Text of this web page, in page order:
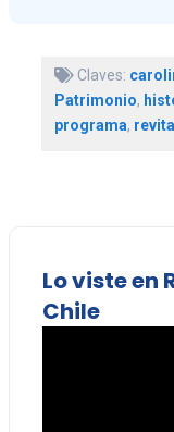
Claves:
Patrimonio,
programa,
Lo viste en
Chile